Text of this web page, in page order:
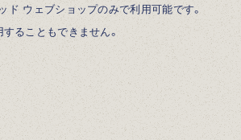
ウェブショップのみで利用可能です。
ることもできません。